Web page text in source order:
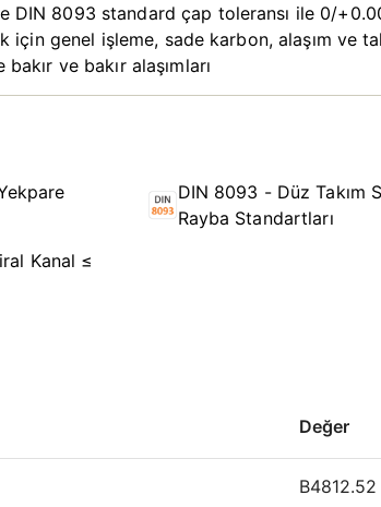
8093 standard çap toleransı ile 0/
genel işleme, sade karbon, alaşım ve
ve bakır alaşımları
DIN 8093 - Düz Takım
Rayba Standartları
Kanal ≤
Değer
B4812.52